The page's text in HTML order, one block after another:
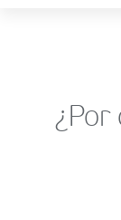
¿Por